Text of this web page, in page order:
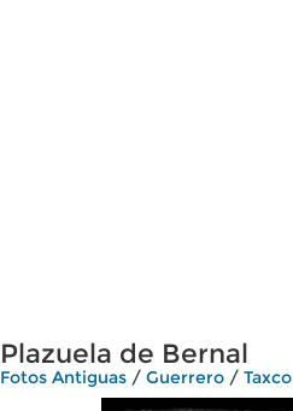
Plazuela de Bernal
Fotos Antiguas / Guerrero / Taxco